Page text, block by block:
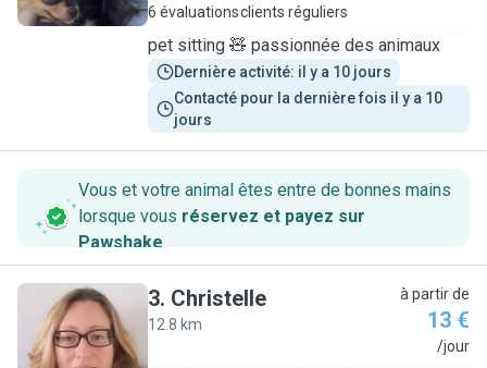
6 évaluationsclients réguliers
pet sitting 🧸 passionnée des animaux
Dernière activité: il y a 10 jours
Contacté pour la dernière fois il y a 10
jours
Vous et votre animal êtes entre de bonnes mains
lorsque vous réservez et payez sur
Pawshake.
C
3. Christelle
12.8 km
à partir de
13 €
/jour